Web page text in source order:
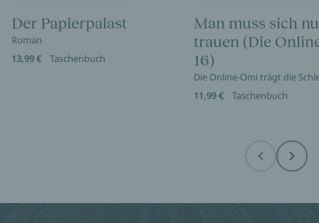
Der Papierpalast
Roman
13,99 €
Taschenbuch
Man muss sich
trauen (Die
16)
Die Online-Omi trägt die
11,99 €
Taschenbuch
Before Next